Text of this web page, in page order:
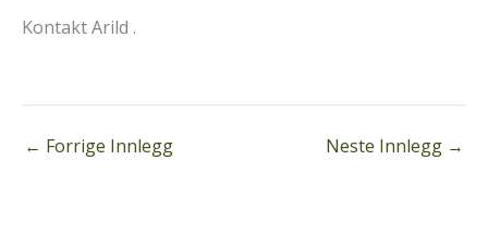
Kontakt Arild .
← Forrige Innlegg Neste Innlegg →